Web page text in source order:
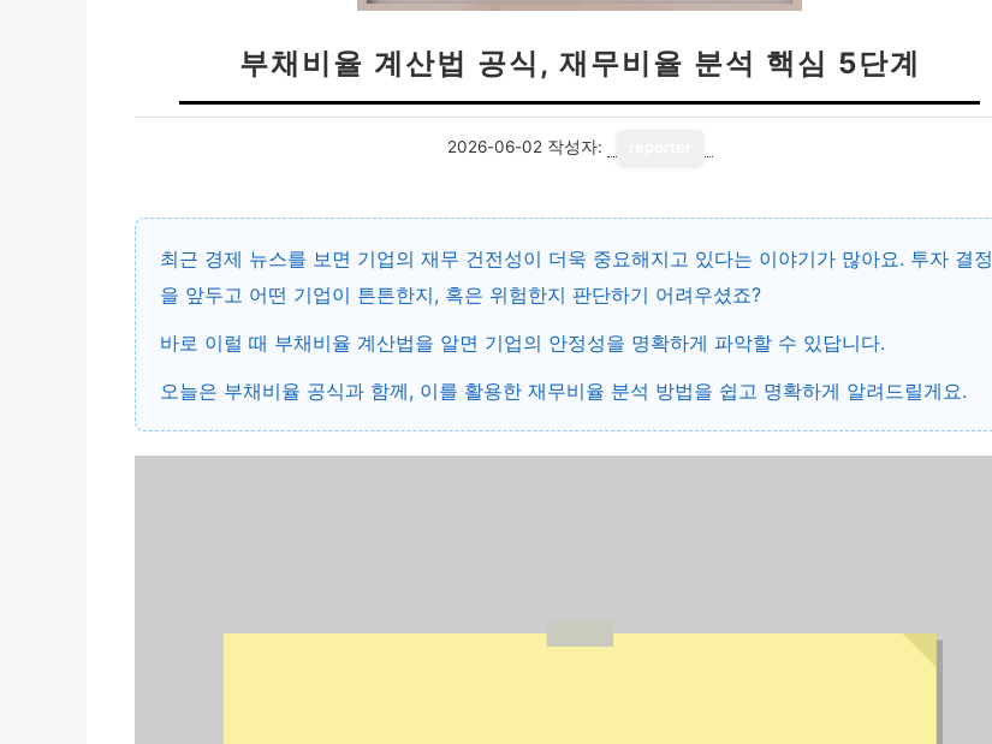
부채비율 계산법 공식, 재무비율 분석 핵심 5단계
2026-06-02 작성자:
최근 경제 뉴스를 보면 기업의 재무 건전성이 더욱 중요해지고 있다는 이야기가 많아요. 투자 결정
을 앞두고 어떤 기업이 튼튼한지, 혹은 위험한지 판단하기 어려우셨죠?
바로 이럴 때 부채비율 계산법을 알면 기업의 안정성을 명확하게 파악할 수 있답니다.
오늘은 부채비율 공식과 함께, 이를 활용한 재무비율 분석 방법을 쉽고 명확하게 알려드릴게요.